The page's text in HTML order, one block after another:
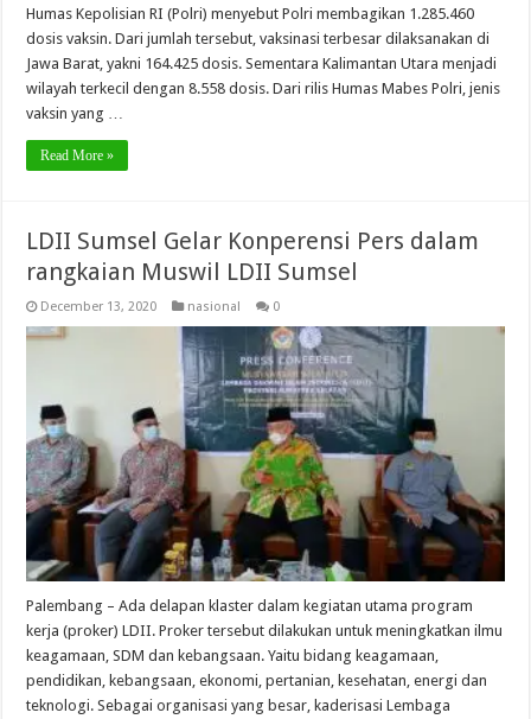
Humas Kepolisian RI (Polri) menyebut Polri membagikan 1.285.460
dosis vaksin. Dari jumlah tersebut, vaksinasi terbesar dilaksanakan di
Jawa Barat, yakni 164.425 dosis. Sementara Kalimantan Utara menjadi
wilayah terkecil dengan 8.558 dosis. Dari rilis Humas Mabes Polri, jenis
vaksin yang …
Read More »
LDII Sumsel Gelar Konperensi Pers dalam
rangkaian Muswil LDII Sumsel
December 13, 2020 nasional 0
Palembang – Ada delapan klaster dalam kegiatan utama program
kerja (proker) LDII. Proker tersebut dilakukan untuk meningkatkan ilmu
keagamaan, SDM dan kebangsaan. Yaitu bidang keagamaan,
pendidikan, kebangsaan, ekonomi, pertanian, kesehatan, energi dan
teknologi. Sebagai organisasi yang besar, kaderisasi Lembaga